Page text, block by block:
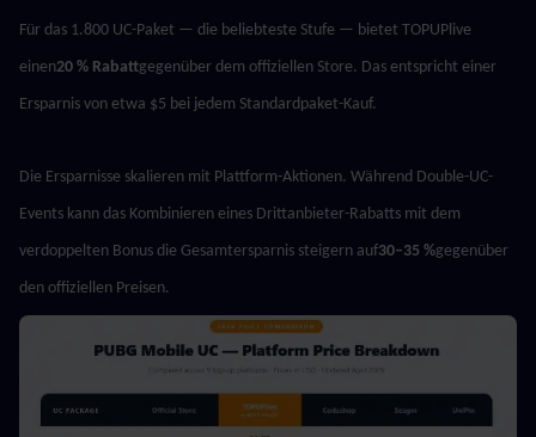
Für das 1.800 UC-Paket — die beliebteste Stufe — bietet TOPUPlive
einen20 % Rabattgegenüber dem offiziellen Store. Das entspricht einer
Ersparnis von etwa $5 bei jedem Standardpaket-Kauf.
Die Ersparnisse skalieren mit Plattform-Aktionen. Während Double-UC-
Events kann das Kombinieren eines Drittanbieter-Rabatts mit dem
verdoppelten Bonus die Gesamtersparnis steigern auf30–35 %gegenüber
den offiziellen Preisen.